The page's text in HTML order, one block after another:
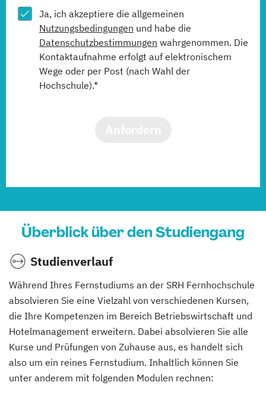
Ja, ich akzeptiere die allgemeinen
Nutzungsbedingungen und habe die
Datenschutzbestimmungen wahrgenommen. Die
Kontaktaufnahme erfolgt auf elektronischem
Wege oder per Post (nach Wahl der
Hochschule).*
Überblick über den Studiengang
Studienverlauf
Während Ihres Fernstudiums an der SRH Fernhochschule
absolvieren Sie eine Vielzahl von verschiedenen Kursen,
die Ihre Kompetenzen im Bereich Betriebswirtschaft und
Hotelmanagement erweitern. Dabei absolvieren Sie alle
Kurse und Prüfungen von Zuhause aus, es handelt sich
also um ein reines Fernstudium. Inhaltlich können Sie
unter anderem mit folgenden Modulen rechnen: